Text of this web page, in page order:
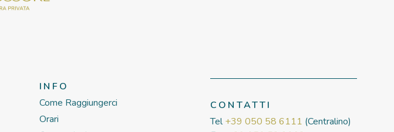
INFO
Come Raggiungerci
Orari
CONTATTI
Tel+39 050 58 6111 (Centralino)